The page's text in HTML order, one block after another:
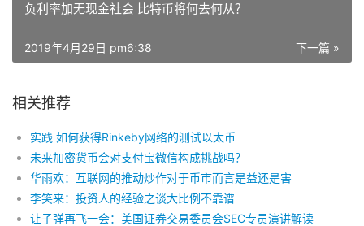
负利率加无现金社会 比特币将何去何从？
下一篇 »
2019年4月29日 pm6:38
相关推荐
实践 如何获得Rinkeby网络的测试以太币
未来加密货币会对支付宝微信构成挑战吗？
华雨欢：互联网的推动炒作对于币市而言是益还是害
李笑来：投资人的经验之谈大比例不靠谱
让子弹再飞一会：美国证券交易委员会SEC专员演讲解读